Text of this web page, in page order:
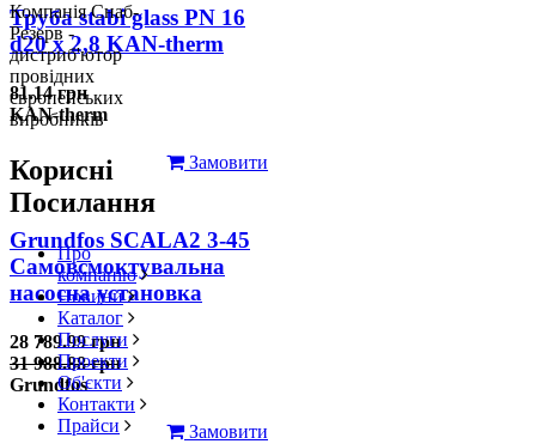
Труба stabi glass PN 16
d20 х 2,8 KAN-therm
81.14 грн
KAN-therm
Замовити
Grundfos SCALA2 3-45
Самовсмоктувальна
насосна установка
28 789.99 грн
31 988.88 грн
Grundfos
Замовити
Компанія Снаб-
Резерв -
дистриб'ютор
провідних
європейських
виробників
Корисні
Посилання
Про
компанію
Новини
Каталог
Послуги
Проекти
Об'єкти
Контакти
Прайси